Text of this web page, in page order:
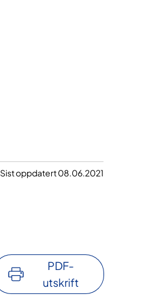
Sist oppdatert 08.06.2021
PDF-
utskrift